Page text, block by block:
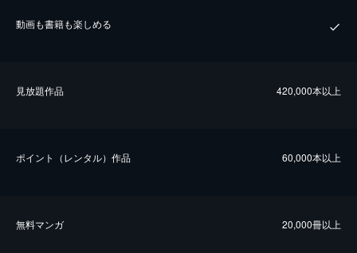
動画も書籍も楽しめる
⾒放題作品 420,000本以上
ポイント（レンタル）作品 60,000本以上
無料マンガ 20,000冊以上